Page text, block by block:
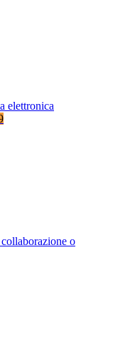
elettronica
o